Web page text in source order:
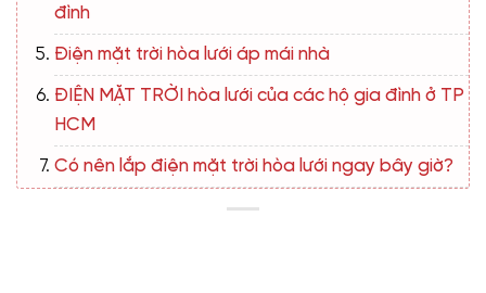
đình
Điện mặt trời hòa lưới áp mái nhà
ĐIỆN MẶT TRỜI hòa lưới của các hộ gia đình ở TP
HCM
Có nên lắp điện mặt trời hòa lưới ngay bây giờ?